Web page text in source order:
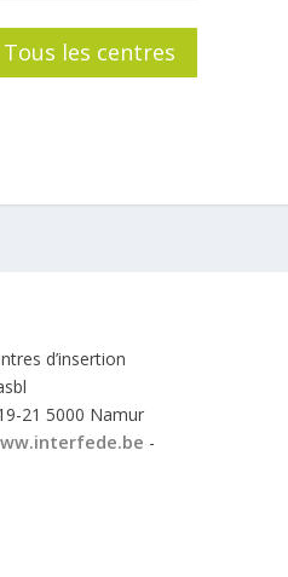
Tous les centres
d’insertion
21 5000 Namur
-